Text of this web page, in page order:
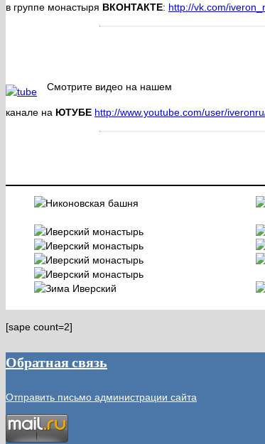
в группе монастыря ВКОНТАКТЕ: http://vk.com/
Смотрите видео на нашем
канале на ЮТУБЕ http://www.youtube.com/user/
[sape count=2]
Обратная связь
Отправить письмо администрации сайта